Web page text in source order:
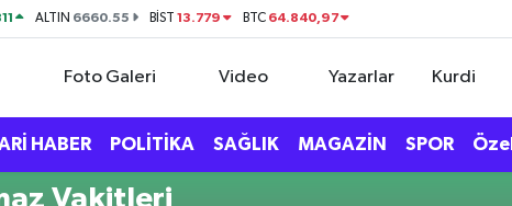
ALTIN 6660.55 BİST13.779 BTC 64.840,97
Foto Galeri Video Yazarlar Kurdi
HABER POLİTİKA SAĞLIK MAGAZİN SPOR
Vakitleri